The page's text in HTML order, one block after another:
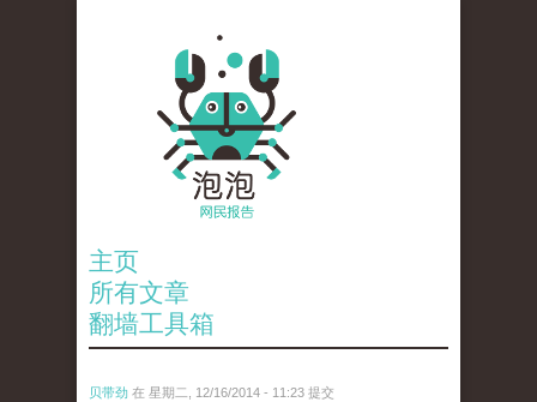
主页
所有文章
翻墙工具箱
贝带劲 在 星期二, 12/16/2014 - 11:23 提交